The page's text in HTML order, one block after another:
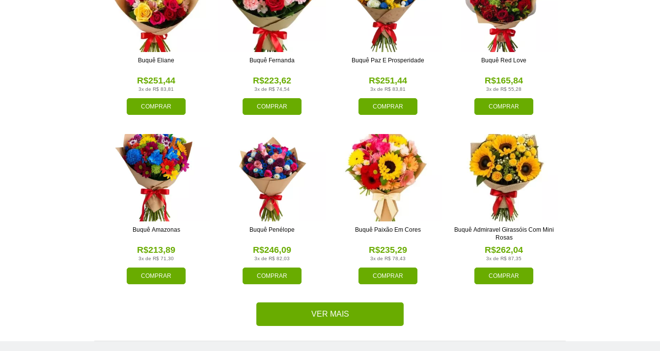
COMPRAR
3x de R$ 83,81
R$251,44
Buquê Eliane
COMPRAR
3x de R$ 74,54
R$223,62
Buquê Fernanda
COMPRAR
3x de R$ 83,81
R$251,44
Buquê Paz E Prosperidade
COMPRAR
3x de R$ 55,28
R$165,84
Buquê Red Love
COMPRAR
3x de R$ 71,30
R$213,89
Buquê Amazonas
COMPRAR
3x de R$ 82,03
R$246,09
Buquê Penélope
COMPRAR
3x de R$ 78,43
R$235,29
Buquê Paixão Em Cores
COMPRAR
3x de R$ 87,35
R$262,04
Buquê Admiravel Girassóis Com Mini
Rosas
VER MAIS